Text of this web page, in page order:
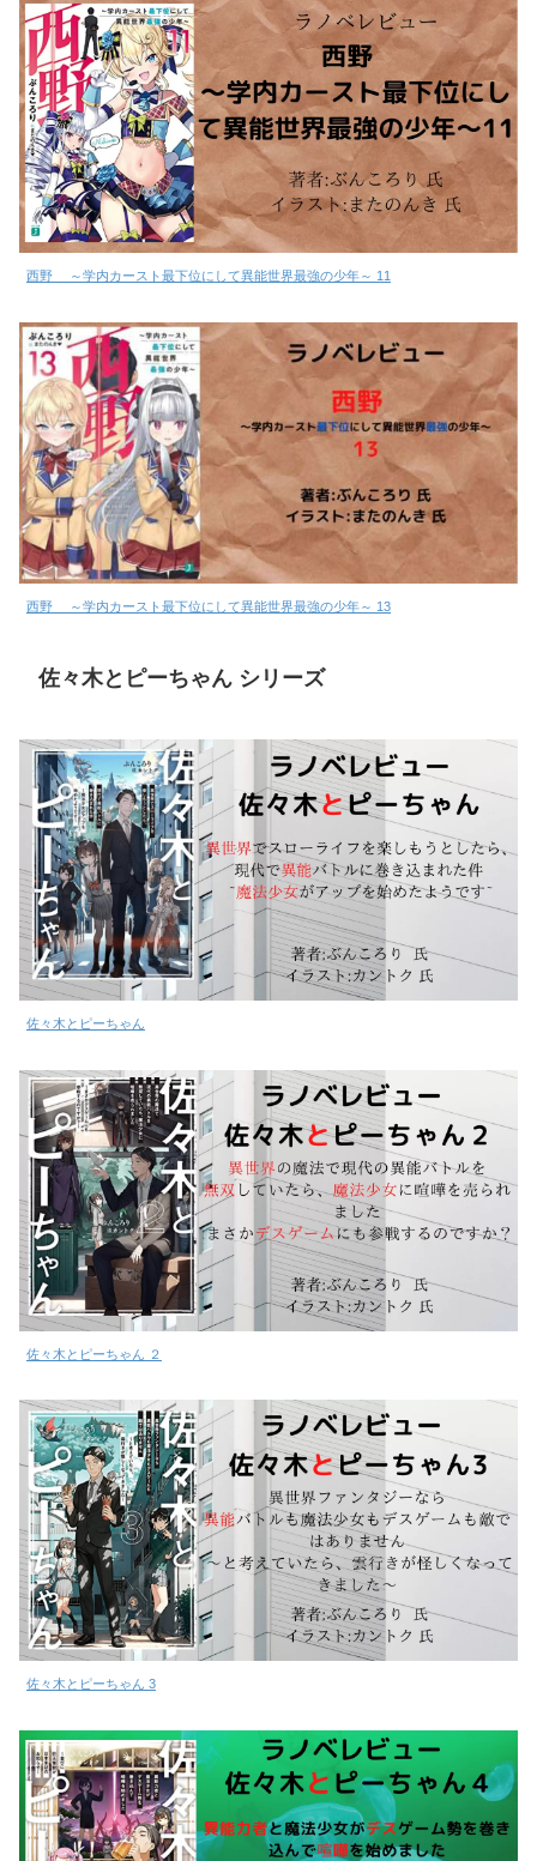
西野 ～学内カースト最下位にして異能世界最強の少年～ 11
西野 ～学内カースト最下位にして異能世界最強の少年～ 13
佐々木とピーちゃん シリーズ
佐々木とピーちゃん
佐々木とピーちゃん ２
佐々木とピーちゃん 3